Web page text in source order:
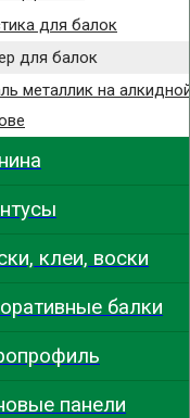
для балок
для балок
металлик на алкидной
клеи, воски
балки
панели